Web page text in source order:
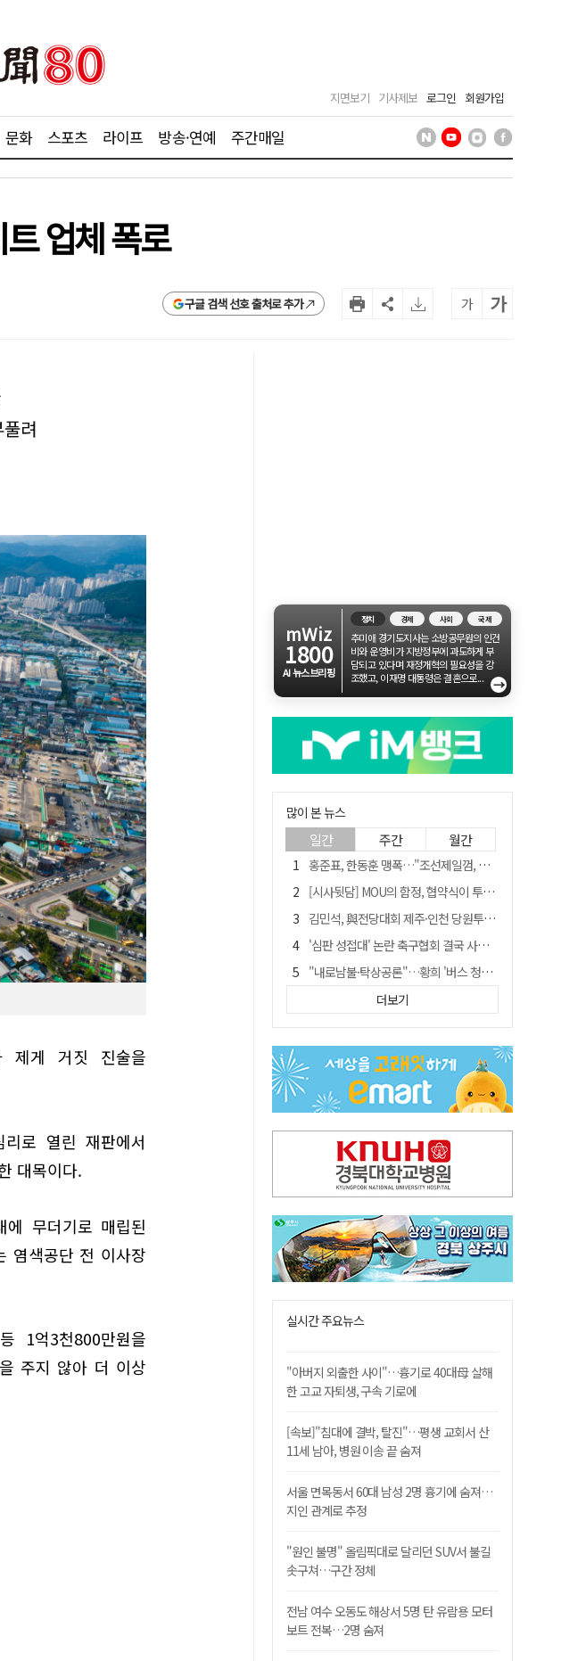
지면보기 기사제보 로그인 회원가입
문화 스포츠 라이프 방송·연예 주간매일
업체 폭로
구글 검색 선호 출처로 추가 가 가
려
제게 거짓 진술을
로 열린 재판에서
대목이다.
무더기로 매립된
염색공단 전 이사장
1억3천800만원을
주지 않아 더 이상
mWiz
1800
AI 뉴스브리핑
정치 경제 사회 국제
추미애 경기도지사는 소방공무원의 인건
비와 운영비가 지방정부에 과도하게 부
담되고 있다며 재정개혁의 필요성을 강
조했고, 이재명 대통령은 결혼으로...
→
많이 본 뉴스
일간 주간 월간
홍준표, 한동훈 맹폭…"조선제일껌, 권력에 살고 권력에 죽었다"
[시사뒷담] MOU의 함정, 협약식이 투자 확정은 아니긴 해
김민석, 與전당대회 제주·인천 당원투표서 승리…누적 득표는 '초박빙'
'심판 성접대' 논란 축구협회 결국 사과…"깊이 반성, 쇄신하겠다"
"내로남불·탁상공론"…황희 '버스 청년주택' 제안에 與 내부서도 쓴소리
"경로당 통장에 비밀번호가 적혀 있다"…전국 돌며 경로당 13곳 턴 30대 구속
예안향교 대성전, '국가지정 보물로 지정'
휠체어 환자 발로 밀어 숨지게 한 70대 간병인…2심도 집행유예
박권현 청도군수, 국무총리에 "청도 물 공급 최대 3만t 늘려달라"
더보기
실시간 주요뉴스
"아버지 외출한 사이"…흉기로 40대母 살해
한 고교 자퇴생, 구속 기로에
[속보]"침대에 결박, 탈진"…평생 교회서 산
11세 남아, 병원 이송 끝 숨져
서울 면목동서 60대 남성 2명 흉기에 숨져…
지인 관계로 추정
"원인 불명" 올림픽대로 달리던 SUV서 불길
솟구쳐…구간 정체
전남 여수 오동도 해상서 5명 탄 유람용 모터
보트 전복…2명 숨져